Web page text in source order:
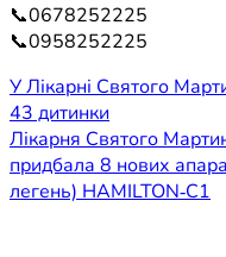
📞0678252225
📞0958252225
Навігація
записів
У Лікарні Святого
43 дитинки
Лікарня Святого
придбала 8 нових
легень) HAMILTON‑C1